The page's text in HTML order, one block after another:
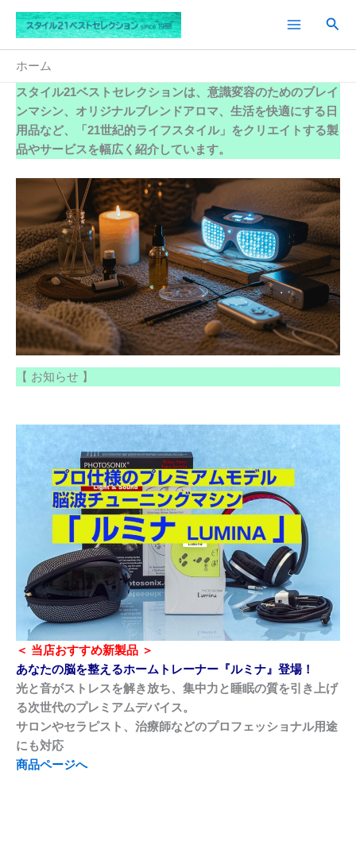
を
検
ホーム
スタイル21ベストセレクションは、 意識変容のためのブレイ
ンマシン、オリジナルブレンドアロマ、 生活を快適にする日
用品など、「21世紀的ライフスタイル」をクリエイトする製
品やサービスを幅広く紹介しています。
【 お知らせ 】
＜ 当店おすすめ新製品 ＞
あなたの脳を整えるホームトレーナー『ルミナ』登場！
光と音がストレスを解き放ち、集中力と睡眠の質を引き上げ
る次世代のプレミアムデバイス。
サロンやセラピスト、治療師などのプロフェッショナル用途
にも対応
商品ページへ